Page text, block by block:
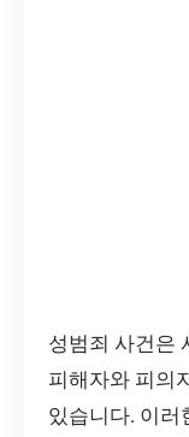
성범죄 사건은
피해자와 피의
있습니다. 이러